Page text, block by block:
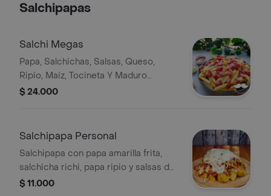
Salchipapas
Salchi Megas
Papa, Salchichas, Salsas, Queso,
Ripio, Maiz, Tocineta Y Maduro
Producto creado por Rappi.
$ 24.000
Salchipapa Personal
Salchipapa con papa amarilla frita,
salchicha richi, papa ripio y salsas de
la casa.
$ 11.000